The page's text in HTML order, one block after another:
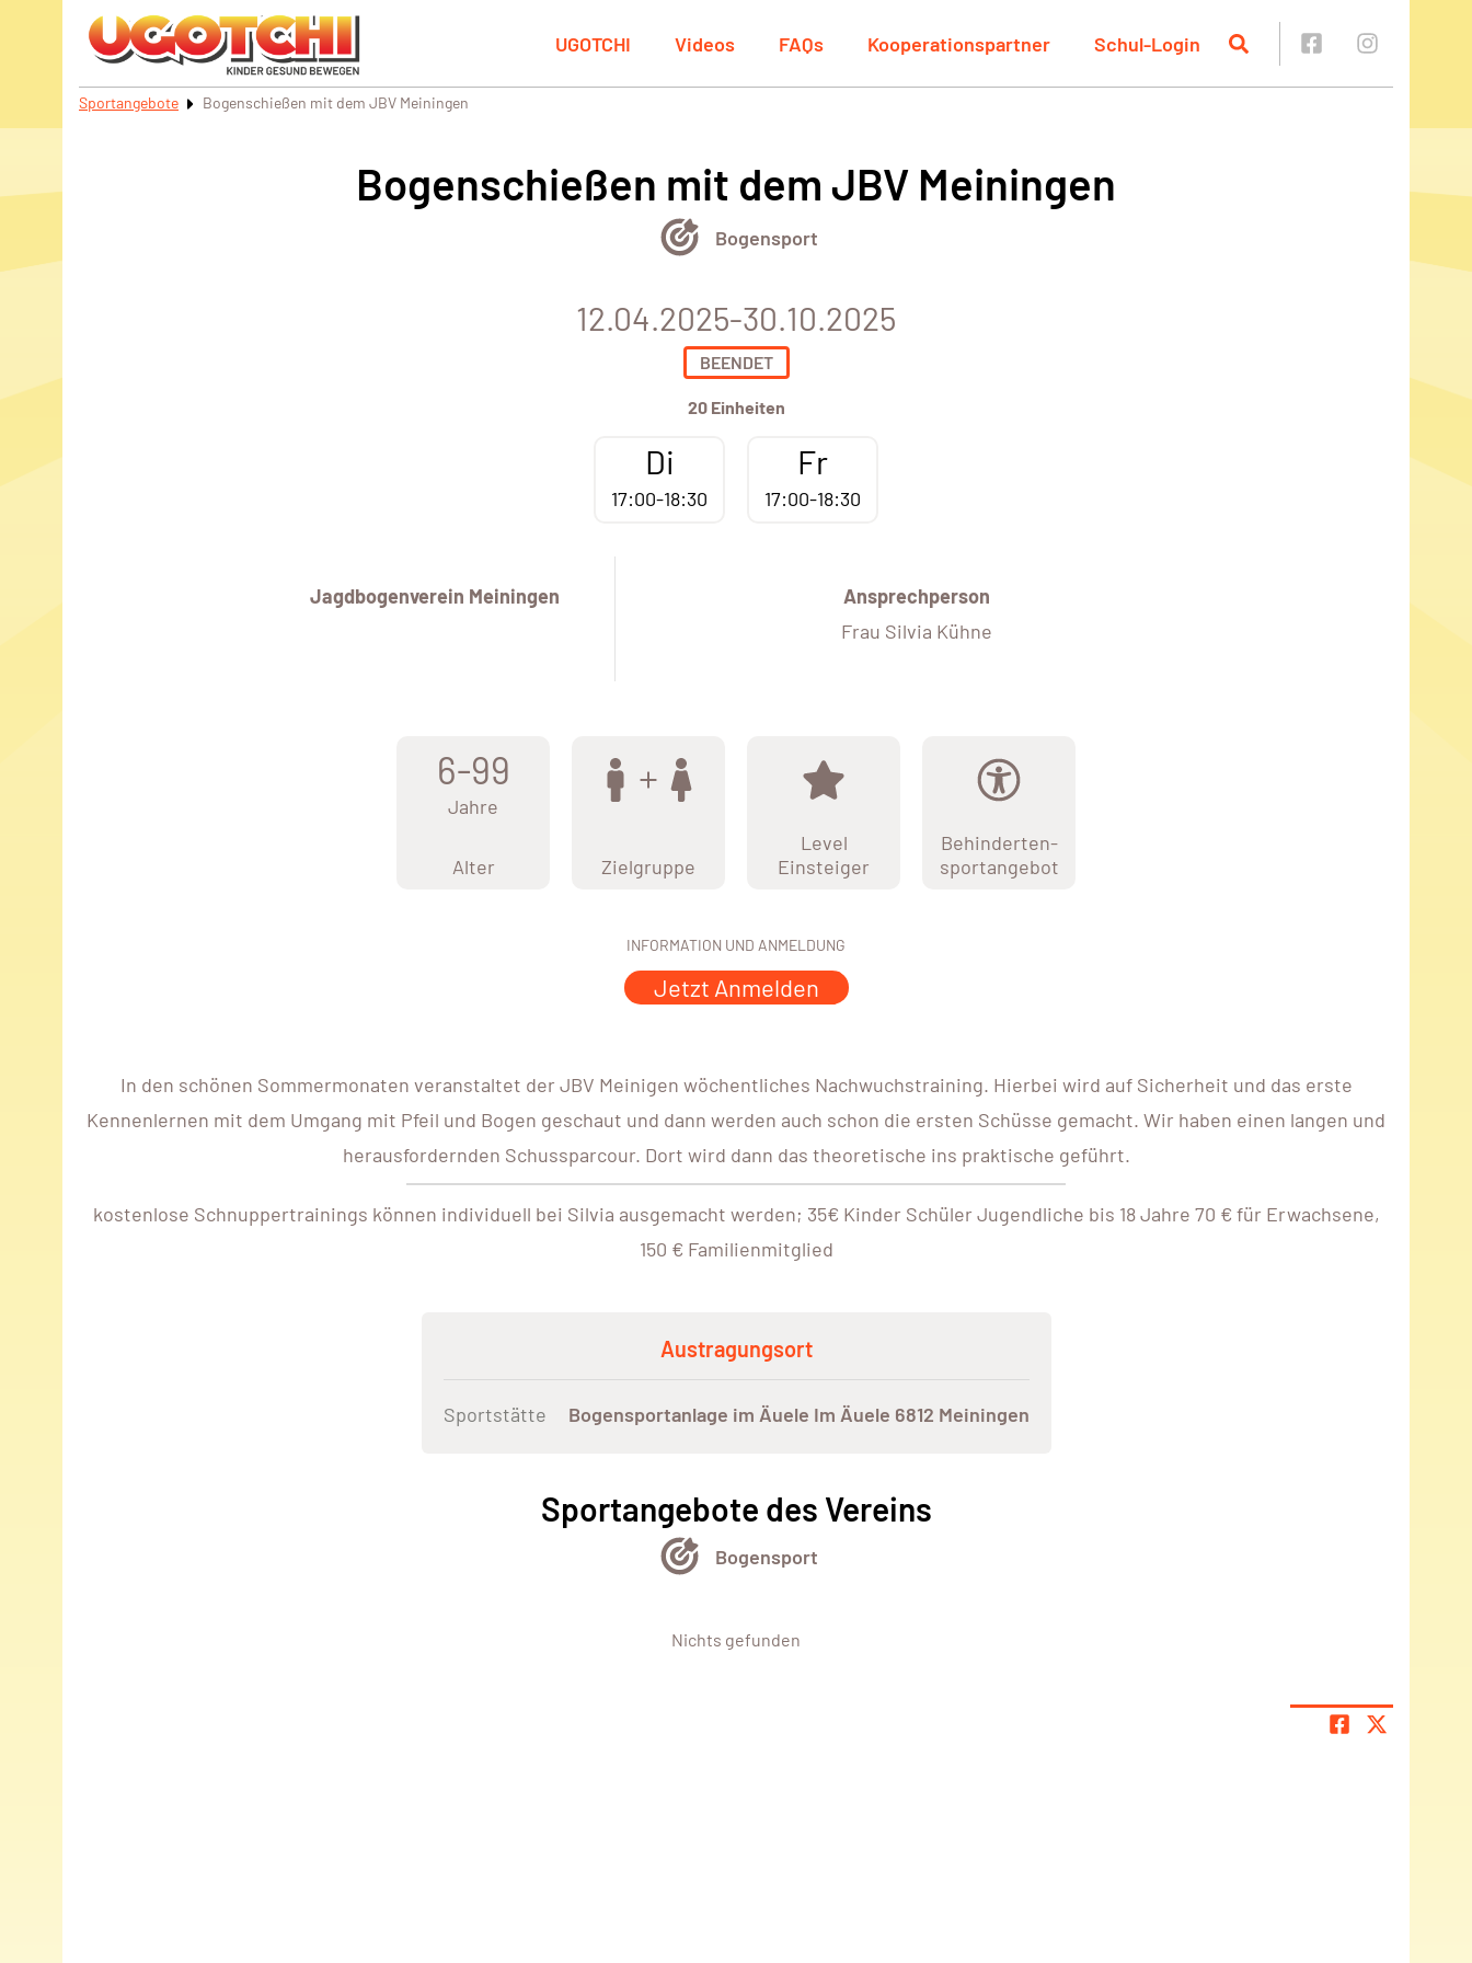
UGOTCHI Videos FAQs Kooperationspartner Schul-Login
Sportangebote Bogenschießen mit dem JBV Meiningen
Bogenschießen mit dem JBV Meiningen
Bogensport
12.04.2025-30.10.2025
BEENDET
20 Einheiten
Di
17:00-18:30
Fr
17:00-18:30
Jagdbogenverein Meiningen
Ansprechperson
Frau Silvia Kühne
6-99
Jahre
Alter Zielgruppe
Level
Einsteiger
Behinderten-
sportangebot
INFORMATION UND ANMELDUNG
Jetzt Anmelden
In den schönen Sommermonaten veranstaltet der JBV Meinigen wöchentliches Nachwuchstraining. Hierbei wird auf Sicherheit und das erste
Kennenlernen mit dem Umgang mit Pfeil und Bogen geschaut und dann werden auch schon die ersten Schüsse gemacht. Wir haben einen langen und
herausfordernden Schussparcour. Dort wird dann das theoretische ins praktische geführt.
kostenlose Schnuppertrainings können individuell bei Silvia ausgemacht werden; 35€ Kinder Schüler Jugendliche bis 18 Jahre 70 € für Erwachsene,
150 € Familienmitglied
Austragungsort
Sportstätte Bogensportanlage im Äuele Im Äuele 6812 Meiningen
Sportangebote des Vereins
Bogensport
Nichts gefunden